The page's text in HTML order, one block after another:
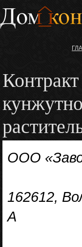
ООО
162612,
А